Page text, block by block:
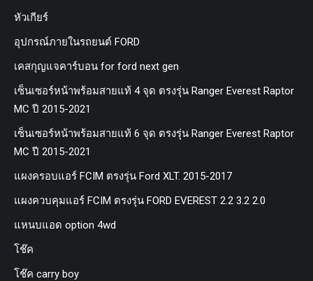
หัวเกียร์
อุปกรณ์ภายในรถยนต์ FORD
เคสกุญแจคาร์บอน for ford next gen
เซ็นเซอร์หน้าพร้อมสายแท้ 4 จุด ตรงรุ่น Ranger Everest Raptor
MC ปี 2015-2021
เซ็นเซอร์หน้าพร้อมสายแท้ 6 จุด ตรงรุ่น Ranger Everest Raptor
MC ปี 2015-2021
แผงครอบแอร์ FCIM ตรงรุ่น Ford XLT. 2015-2017
แผงควบคุมแอร์ FCIM ตรงรุ่น FORD EVEREST 2.2 3.2 2.0
แหนบแอด option 4wd
โช๊ค
โช๊ค carry boy